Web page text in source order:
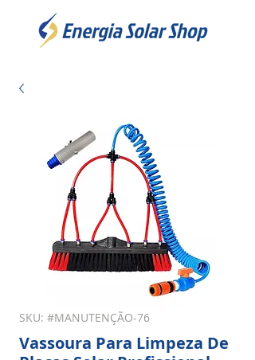
SKU: #MANUTENÇÃO-76
Vassoura Para Limpeza De